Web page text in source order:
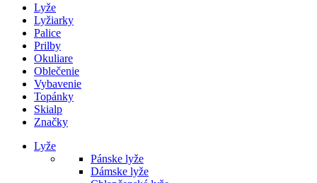
Lyže
Lyžiarky
Palice
Prilby
Okuliare
Oblečenie
Vybavenie
Topánky
Skialp
Značky
Lyže
Pánske lyže
Dámske lyže